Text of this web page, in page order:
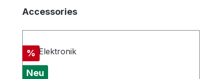
Produktgalerie überspringen
Accessories
Rabatt
%
Neu